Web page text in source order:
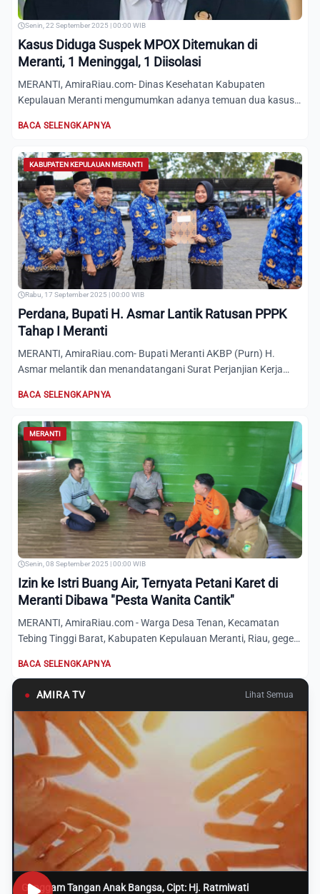
Senin, 22 September 2025 | 00:00 WIB
Kasus Diduga Suspek MPOX Ditemukan di
Meranti, 1 Meninggal, 1 Diisolasi
MERANTI, AmiraRiau.com- Dinas Kesehatan Kabupaten
Kepulauan Meranti mengumumkan adanya temuan dua kasus
BACA SELENGKAPNYA
KABUPATEN KEPULAUAN MERANTI
Rabu, 17 September 2025 | 00:00 WIB
Perdana, Bupati H. Asmar Lantik Ratusan PPPK
Tahap I Meranti
MERANTI, AmiraRiau.com- Bupati Meranti AKBP (Purn) H.
Asmar melantik dan menandatangani Surat Perjanjian Kerja
BACA SELENGKAPNYA
MERANTI
Senin, 08 September 2025 | 00:00 WIB
Izin ke Istri Buang Air, Ternyata Petani Karet di
Meranti Dibawa "Pesta Wanita Cantik"
MERANTI, AmiraRiau.com - Warga Desa Tenan, Kecamatan
Tebing Tinggi Barat, Kabupaten Kepulauan Meranti, Riau, geger
BACA SELENGKAPNYA
● AMIRA TV Lihat Semua
Genggam Tangan Anak Bangsa, Cipt: Hj. Ratmiwati